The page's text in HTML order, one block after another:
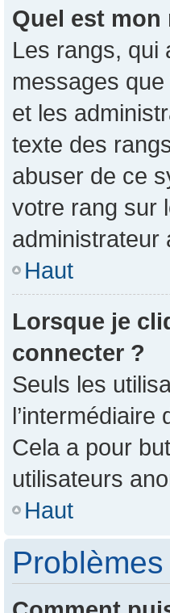
Quel est
Les rangs, qui
messages
et les
texte des
abuser de ce
votre rang sur
administrateur
Haut
Lorsque je
connecter ?
Seuls les
Cela a pour
utilisateurs
Haut